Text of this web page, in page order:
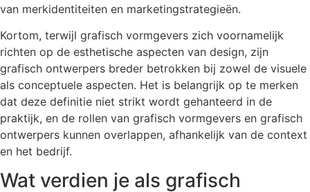
van merkidentiteiten en marketingstrategieën.
Kortom, terwijl grafisch vormgevers zich voornamelijk
richten op de esthetische aspecten van design, zijn
grafisch ontwerpers breder betrokken bij zowel de visuele
als conceptuele aspecten. Het is belangrijk op te merken
dat deze definitie niet strikt wordt gehanteerd in de
praktijk, en de rollen van grafisch vormgevers en grafisch
ontwerpers kunnen overlappen, afhankelijk van de context
en het bedrijf.
Wat verdien je als grafisch